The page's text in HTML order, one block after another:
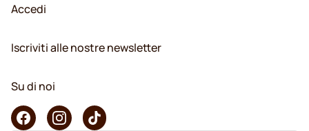
Accedi
Iscriviti alle nostre newsletter
Su di noi